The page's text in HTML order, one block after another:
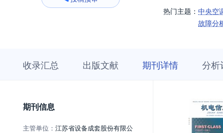
热门主题： 中央空
故障分
收录汇总 出版文献 期刊详情 分析
期刊信息
主管单位： 江苏省设备成套股份有限公